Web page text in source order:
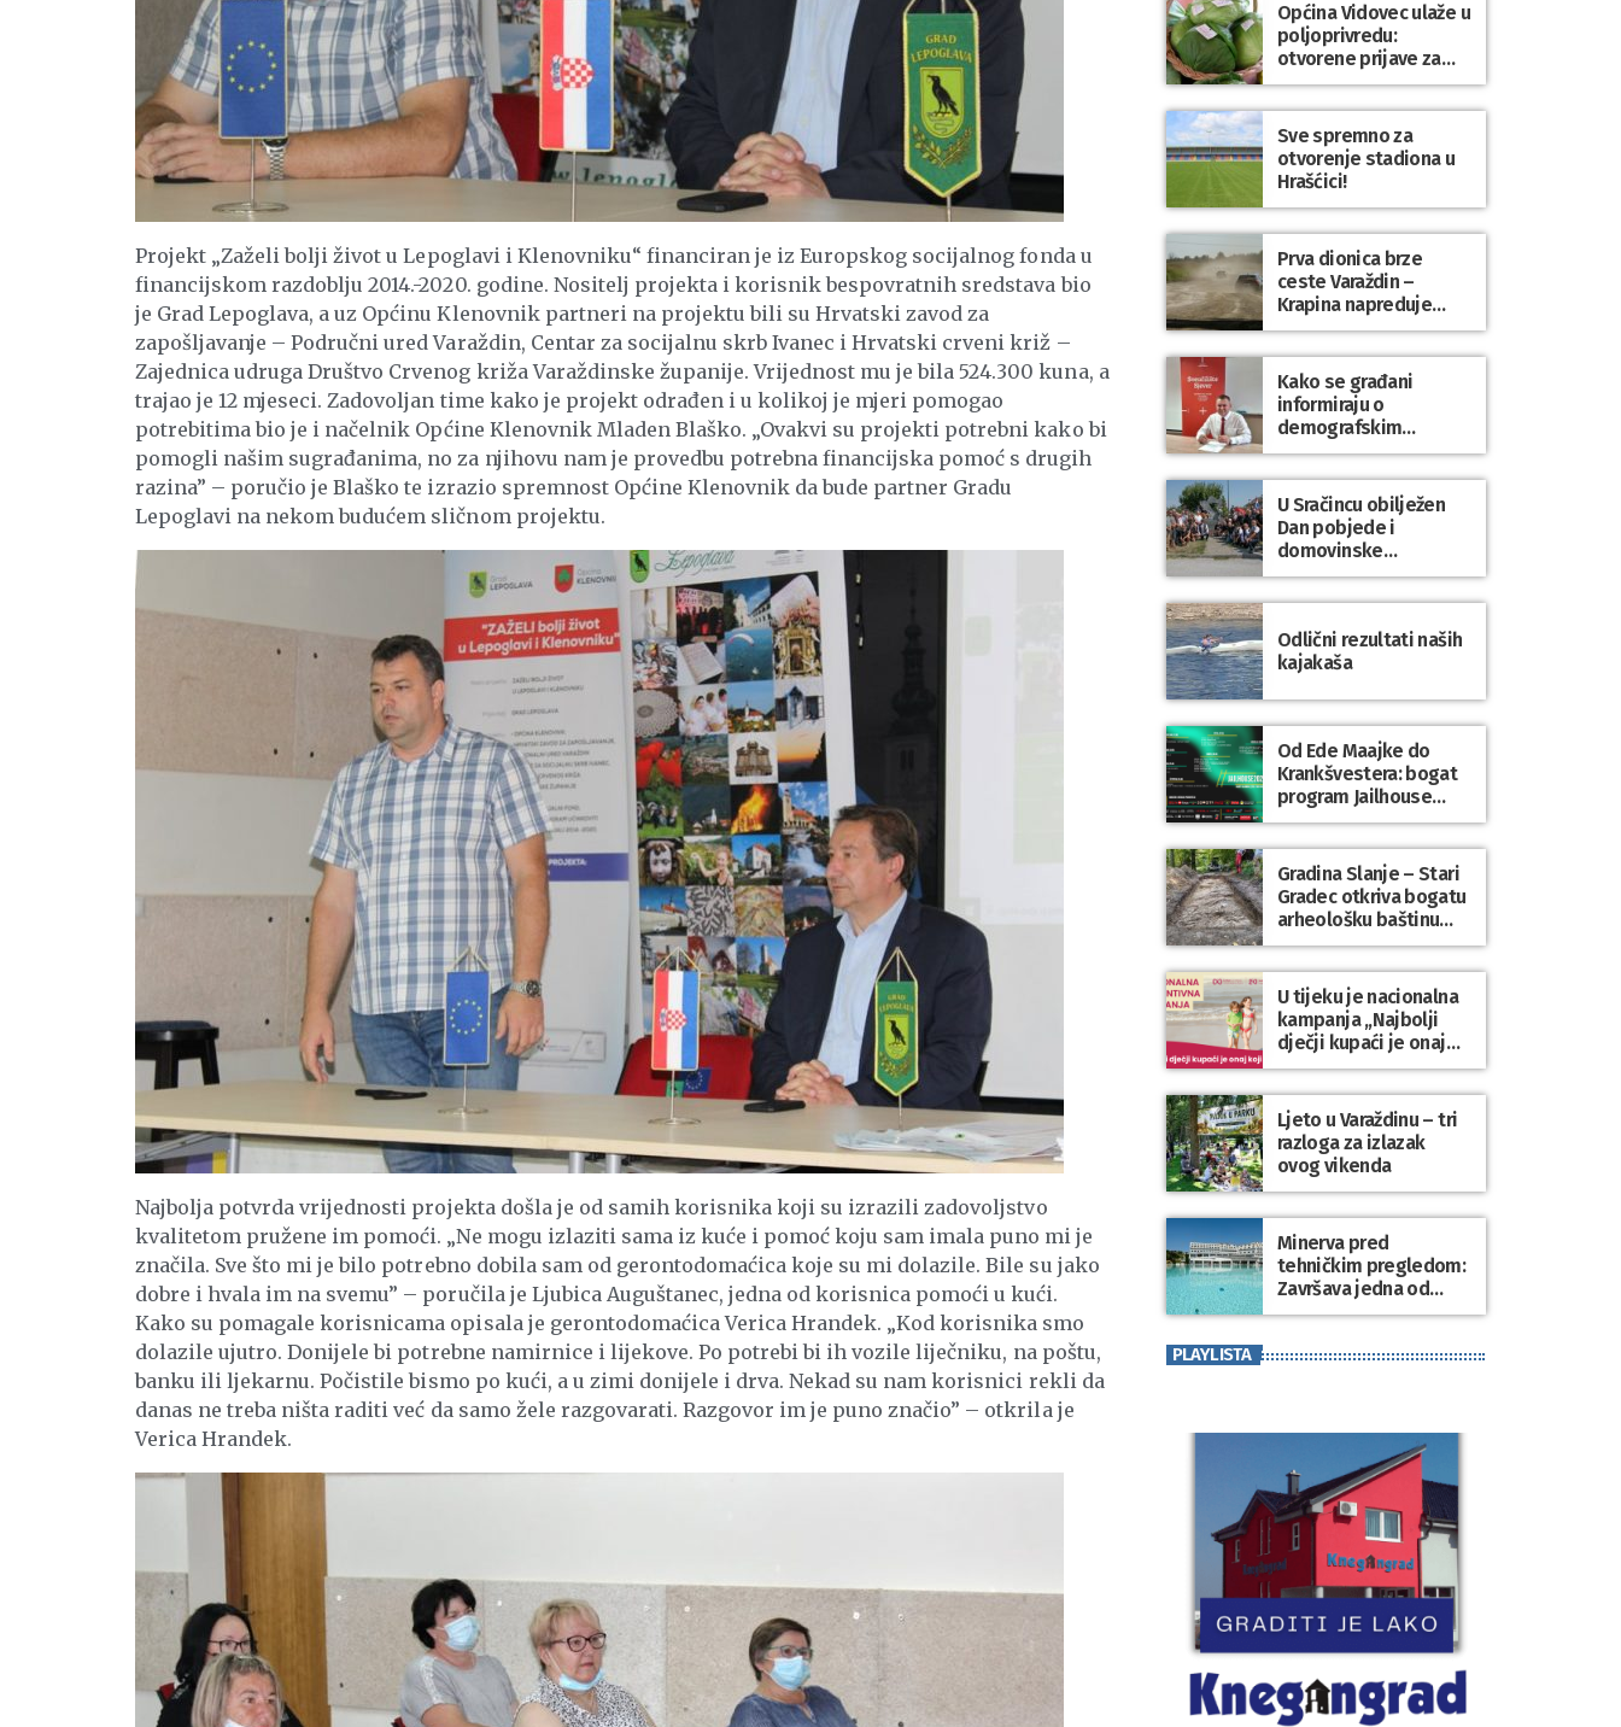
Projekt „Zaželi bolji život u Lepoglavi i Klenovniku“ financiran je iz Europskog socijalnog fonda u
financijskom razdoblju 2014.-2020. godine. Nositelj projekta i korisnik bespovratnih sredstava bio
je Grad Lepoglava, a uz Općinu Klenovnik partneri na projektu bili su Hrvatski zavod za
zapošljavanje – Područni ured Varaždin, Centar za socijalnu skrb Ivanec i Hrvatski crveni križ –
Zajednica udruga Društvo Crvenog križa Varaždinske županije. Vrijednost mu je bila 524.300 kuna, a
trajao je 12 mjeseci. Zadovoljan time kako je projekt odrađen i u kolikoj je mjeri pomogao
potrebitima bio je i načelnik Općine Klenovnik Mladen Blaško. „Ovakvi su projekti potrebni kako bi
pomogli našim sugrađanima, no za njihovu nam je provedbu potrebna financijska pomoć s drugih
razina” – poručio je Blaško te izrazio spremnost Općine Klenovnik da bude partner Gradu
Lepoglavi na nekom budućem sličnom projektu.
Najbolja potvrda vrijednosti projekta došla je od samih korisnika koji su izrazili zadovoljstvo
kvalitetom pružene im pomoći. „Ne mogu izlaziti sama iz kuće i pomoć koju sam imala puno mi je
značila. Sve što mi je bilo potrebno dobila sam od gerontodomaćica koje su mi dolazile. Bile su jako
dobre i hvala im na svemu” – poručila je Ljubica Auguštanec, jedna od korisnica pomoći u kući.
Kako su pomagale korisnicama opisala je gerontodomaćica Verica Hrandek. „Kod korisnika smo
dolazile ujutro. Donijele bi potrebne namirnice i lijekove. Po potrebi bi ih vozile liječniku, na poštu,
banku ili ljekarnu. Počistile bismo po kući, a u zimi donijele i drva. Nekad su nam korisnici rekli da
danas ne treba ništa raditi već da samo žele razgovarati. Razgovor im je puno značio” – otkrila je
Verica Hrandek.
Općina Vidovec ulaže u
poljoprivredu:
otvorene prijave za
općinske potpore
Sve spremno za
otvorenje stadiona u
Hrašćici!
Prva dionica brze
ceste Varaždin –
Krapina napreduje
prema planu
Kako se građani
informiraju o
demografskim
mjerama? Sudjelujte u
istraživanju!
U Sračincu obilježen
Dan pobjede i
domovinske
zahvalnosti te Dan
hrvatskih branitelja
Odlični rezultati naših
kajakaša
Od Ede Maajke do
Krankšvestera: bogat
program Jailhouse
Festivala 2026. u
Lepoglavi
Gradina Slanje – Stari
Gradec otkriva bogatu
arheološku baštinu
Varaždinske županije
U tijeku je nacionalna
kampanja „Najbolji
dječji kupaći je onaj
koji se nosi“
Ljeto u Varaždinu – tri
razloga za izlazak
ovog vikenda
Minerva pred
tehničkim pregledom:
Završava jedna od
najvećih investicija u
Varaždinske županije
PLAYLISTA